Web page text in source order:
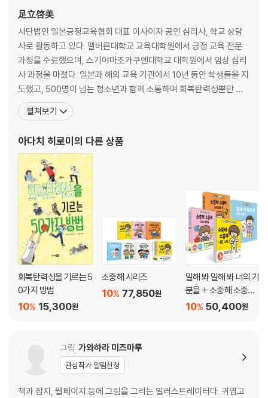
이 책에 가득합니다.
足立啓美
사단법인 일본긍정교육협회 대표 이사이자 공인 심리사, 학교 상담
사로 활동하고 있다. 멜버른대학교 교육대학원에서 긍정 교육 전문
과정을 수료했으며, 스기야마조가쿠엔대학교 대학원에서 임상 심리
사 과정을 마쳤다. 일본과 해외 교육 기관에서 10년 동안 학생들을 지
도했고, 500명이 넘는 청소년과 함께 소통하며 회복탄력성뿐만 아
니라 아이들의 강점과 재능을 이끌어 내는 관계와 환경, 부모의 양육
태도 등을 연구했다. 지금은 긍정 심리학을 기초로 한 교육 프로그램
탄력성을 가르치고 있다. 지은 책으로 그림책 《소중해 소중해 너의
펼쳐보기
아다치 히로미 의 다른 상품
회복탄력성을 기르는 5
0가지 방법
15,300원
10%
소중해 시리즈
77,850원
10%
말해 봐 말해 봐 너의 기
분을 + 소중해 소중해
나도 너도 + 너의 마음
50,400원
10%
그림 가와하라 미즈마루
관심작가 알림신청
책과 잡지, 웹페이지 등에 그림을 그리는 일러스트레이터다. 귀엽고